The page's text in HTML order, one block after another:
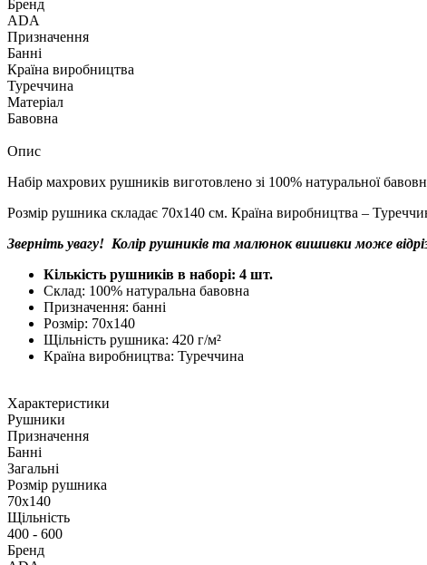
Бренд
ADA
Призначення
Банні
Країна виробництва
Туреччина
Матеріал
Бавовна
Опис
Набір махрових рушників виготовлено зі 100% натуральної
Розмір рушника складає 70х140 см. Країна виробництва –
Зверніть увагу! Колір рушників та малюнок вишивки може
Кількість рушників в наборі: 4 шт.
Склад: 100% натуральна бавовна
Призначення: банні
Розмір: 70х140
Щільність рушника: 420 г/м²
Країна виробництва: Туреччина
Характеристики
Рушники
Призначення
Банні
Загальні
Розмір рушника
70х140
Щільність
400 - 600
Бренд